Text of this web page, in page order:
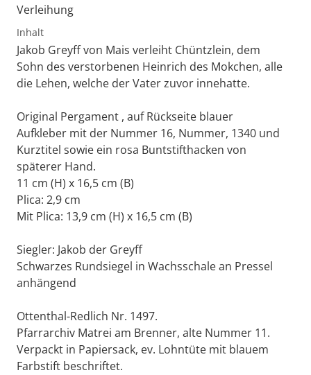
Verleihung
Inhalt
Jakob Greyff von Mais verleiht Chüntzlein, dem
Sohn des verstorbenen Heinrich des Mokchen, alle
die Lehen, welche der Vater zuvor innehatte.
Original Pergament , auf Rückseite blauer
Aufkleber mit der Nummer 16, Nummer, 1340 und
Kurztitel sowie ein rosa Buntstifthacken von
späterer Hand.
11 cm (H) x 16,5 cm (B)
Plica: 2,9 cm
Mit Plica: 13,9 cm (H) x 16,5 cm (B)
Siegler: Jakob der Greyff
Schwarzes Rundsiegel in Wachsschale an Pressel
anhängend
Ottenthal-Redlich Nr. 1497.
Pfarrarchiv Matrei am Brenner, alte Nummer 11.
Verpackt in Papiersack, ev. Lohntüte mit blauem
Farbstift beschriftet.